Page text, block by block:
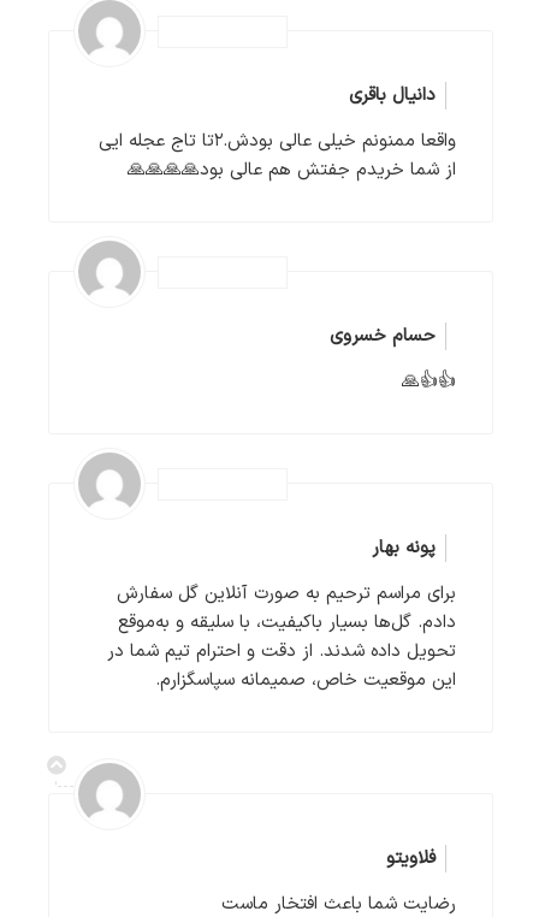
دانیال باقری
واقعا ممنونم خیلی عالی بودش.۲تا تاج عجله ایی
از شما خریدم جفتش هم عالی بود🙏🙏🙏🙏
حسام خسروی
👍👍🙏
پونه بهار
برای مراسم ترحیم به صورت آنلاین گل سفارش
دادم. گل‌ها بسیار باکیفیت، با سلیقه و به‌موقع
تحویل داده شدند. از دقت و احترام تیم شما در
این موقعیت خاص، صمیمانه سپاسگزارم.
فلاویتو
رضایت شما باعث افتخار ماست